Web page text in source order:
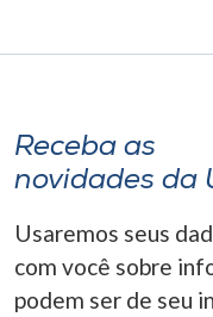
Receba as
novidades da
Usaremos seus
com você sobre
podem ser de seu